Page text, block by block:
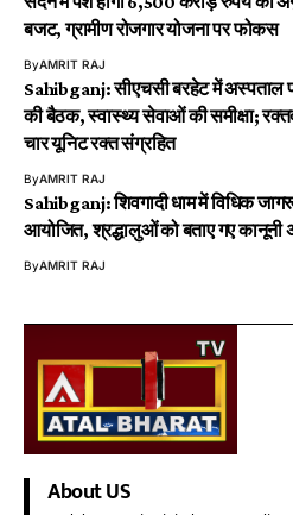
बजट, ग्रामीण रोजगार योजना पर फोकस
ByAMRIT RAJ
Sahibganj: सीएचसी बरहेट में अस्पताल
की बैठक, स्वास्थ्य सेवाओं की समीक्षा;
चार यूनिट रक्त संग्रहित
ByAMRIT RAJ
Sahibganj: शिवगादी धाम में विधिक
आयोजित, श्रद्धालुओं को बताए गए कानूनी
ByAMRIT RAJ
About US